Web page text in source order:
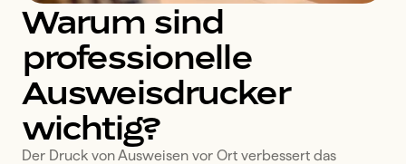
Warum sind
professionelle
Ausweisdrucker
wichtig?
Der Druck von Ausweisen vor Ort verbessert das